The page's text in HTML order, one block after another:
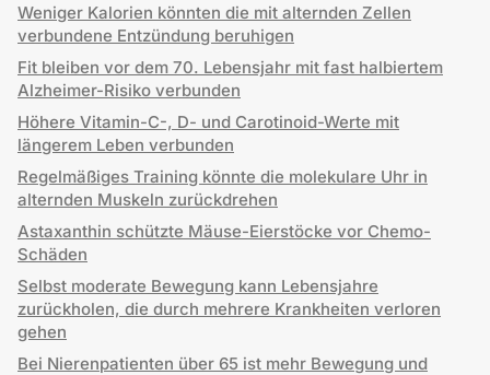
Weniger Kalorien könnten die mit alternden Zellen
verbundene Entzündung beruhigen
Fit bleiben vor dem 70. Lebensjahr mit fast halbiertem
Alzheimer-Risiko verbunden
Höhere Vitamin-C-, D- und Carotinoid-Werte mit
längerem Leben verbunden
Regelmäßiges Training könnte die molekulare Uhr in
alternden Muskeln zurückdrehen
Astaxanthin schützte Mäuse-Eierstöcke vor Chemo-
Schäden
Selbst moderate Bewegung kann Lebensjahre
zurückholen, die durch mehrere Krankheiten verloren
gehen
Bei Nierenpatienten über 65 ist mehr Bewegung und